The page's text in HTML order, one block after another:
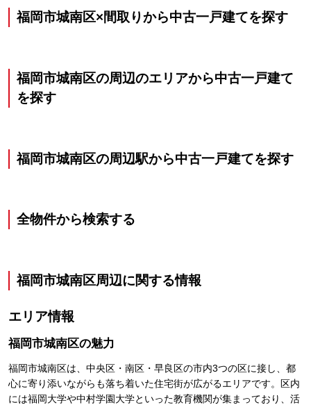
福岡市城南区×間取りから中古一戸建てを探す
福岡市城南区の周辺のエリアから中古一戸建て
を探す
福岡市城南区の周辺駅から中古一戸建てを探す
全物件から検索する
福岡市城南区周辺に関する情報
エリア情報
福岡市城南区の魅力
福岡市城南区は、中央区・南区・早良区の市内3つの区に接し、都
心に寄り添いながらも落ち着いた住宅街が広がるエリアです。区内
には福岡大学や中村学園大学といった教育機関が集まっており、活